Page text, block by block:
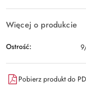
Więcej o produkcie
Ostrość:
Pobierz produkt do